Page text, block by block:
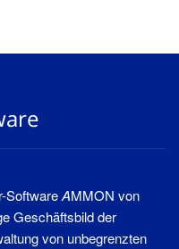
SoftwareAMMON von
Geschäftsbild der
von unbegrenzten